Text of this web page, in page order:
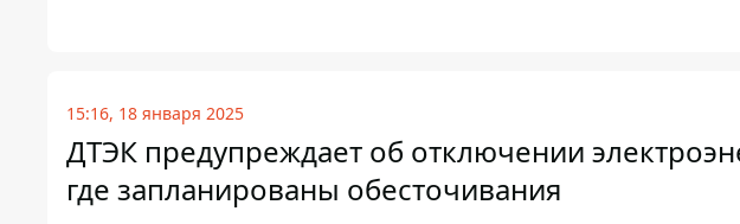
15:16, 18 января 2025
ДТЭК предупреждает об отключении
где запланированы обесточивания